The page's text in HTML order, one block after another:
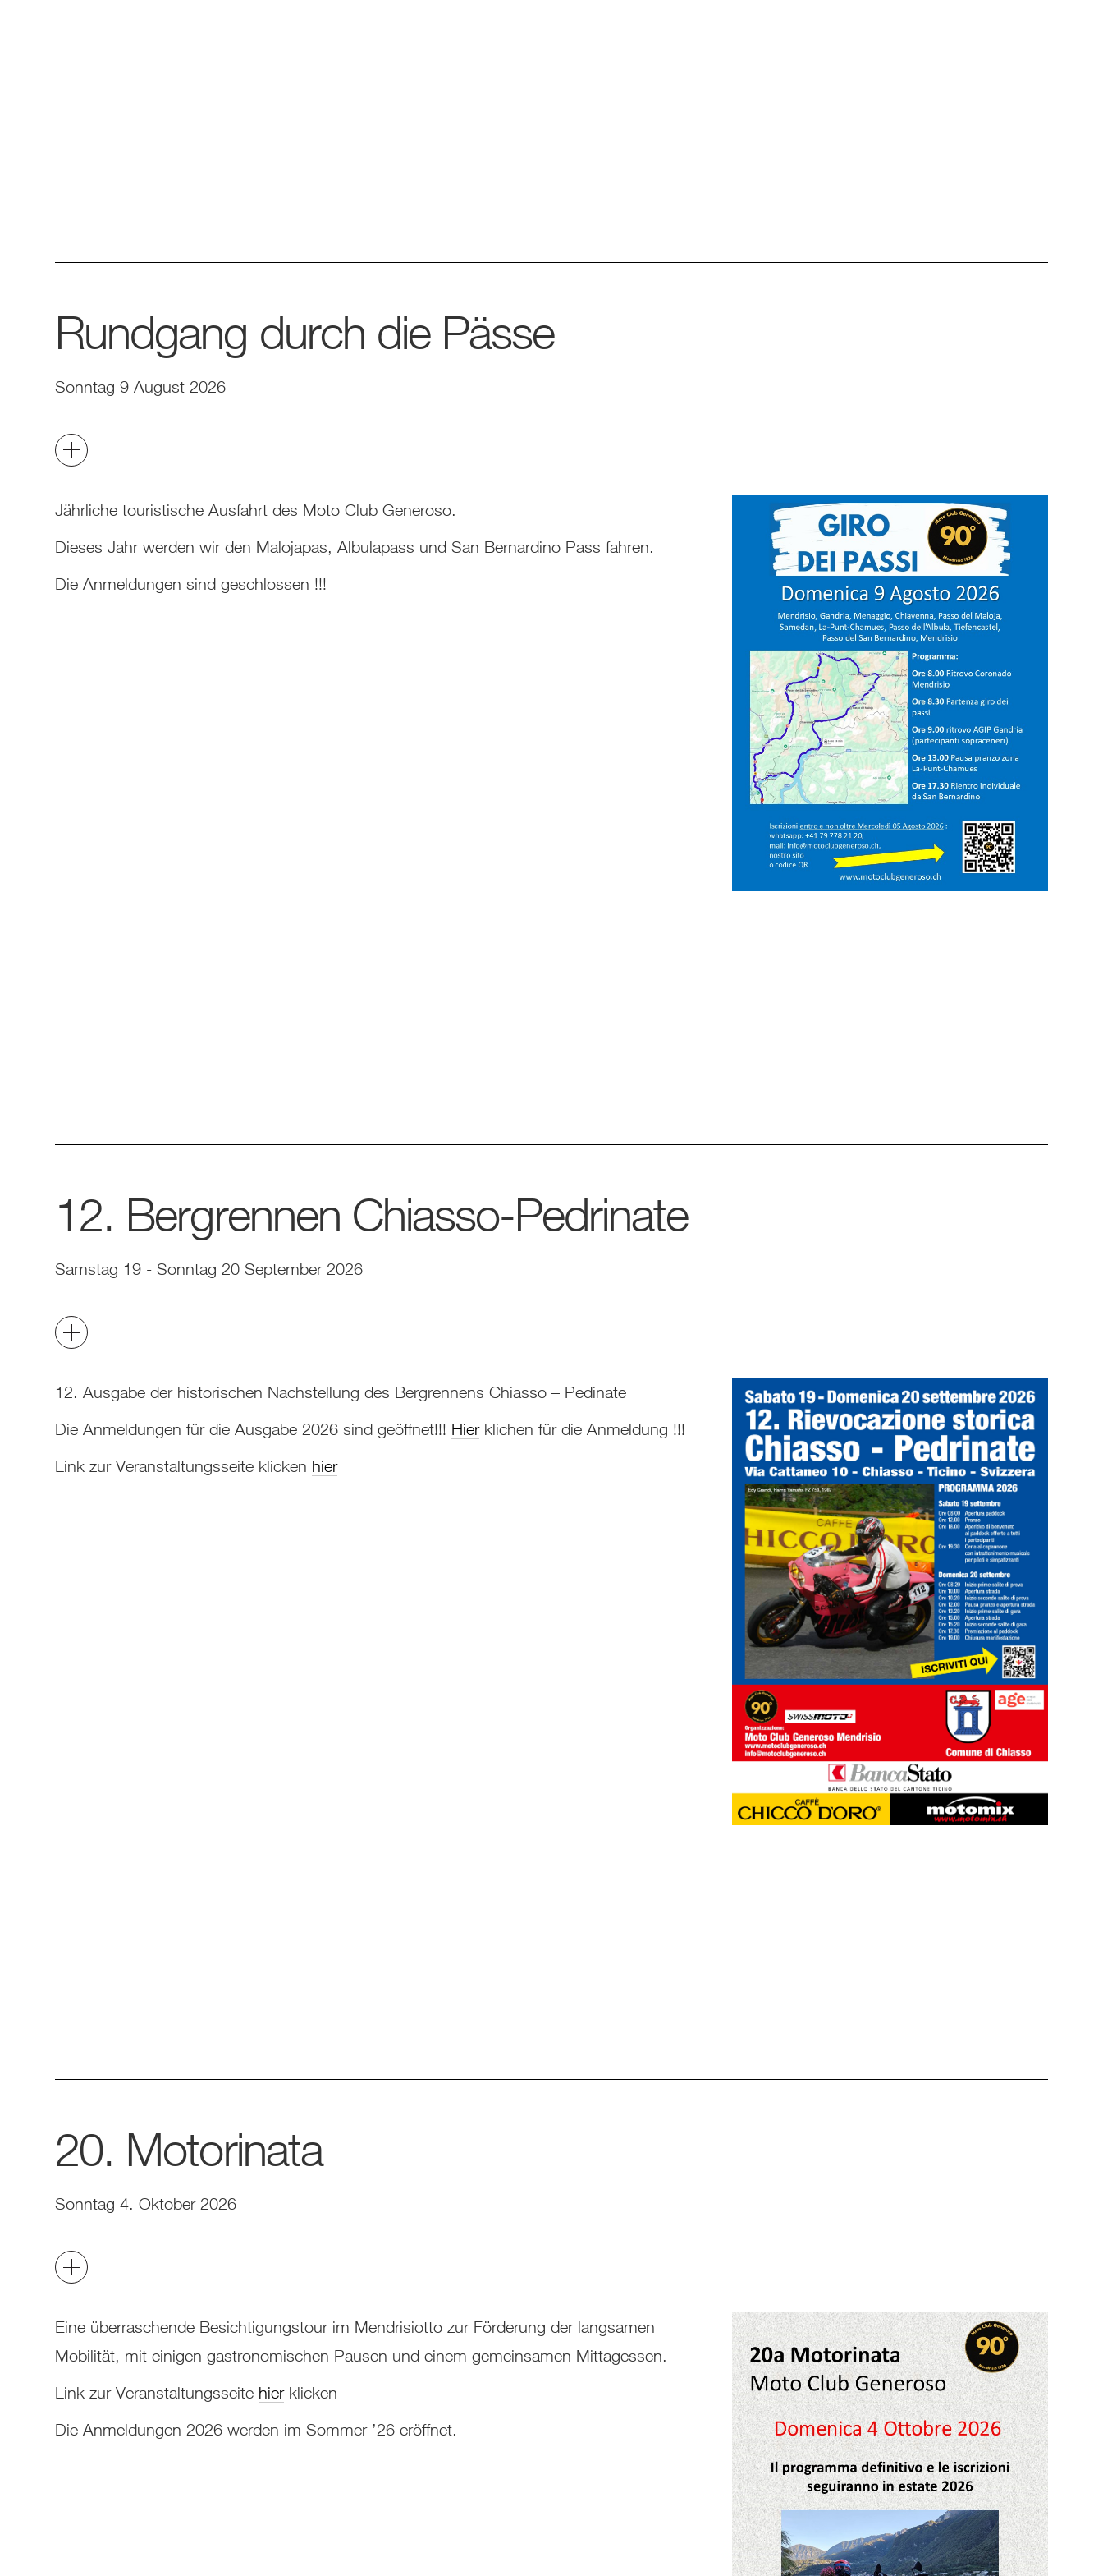
Rundgang durch die Pässe
Sonntag 9 August 2026
Jährliche touristische Ausfahrt des Moto Club Generoso.
Dieses Jahr werden wir den Malojapas, Albulapass und San Bernardino Pass fahren.
Die Anmeldungen sind geschlossen !!!
12. Bergrennen Chiasso-Pedrinate
Samstag 19 - Sonntag 20 September 2026
12. Ausgabe der historischen Nachstellung des Bergrennens Chiasso – Pedinate
Die Anmeldungen für die Ausgabe 2026 sind geöffnet!!! Hierklichen für die Anmeldung !!!
Link zur Veranstaltungsseite klicken hier
20. Motorinata
Sonntag 4. Oktober 2026
Eine überraschende Besichtigungstour im Mendrisiotto zur Förderung der langsamen
Mobilität, mit einigen gastronomischen Pausen und einem gemeinsamen Mittagessen.
Link zur Veranstaltungsseite hierklicken
Die Anmeldungen 2026 werden im Sommer ’26 eröffnet.